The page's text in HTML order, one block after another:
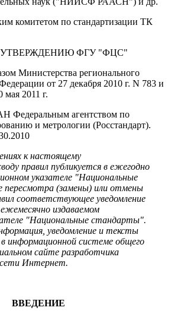
комитетом по стандартизации ТК
ФГУ "ФЦС"
Министерства регионального
от 27 декабря 2010 г. N 783 и
мая 2011 г.
агентством по
и метрологии (Росстандарт).
к настоящему
правил публикуется в ежегодно
указателе "Национальные
пересмотра (замены) или отмены
соответствующее уведомление
издаваемом
"Национальные стандарты".
уведомление и тексты
системе общего
сайте разработчика
сети Интернет.
ВВЕДЕНИЕ